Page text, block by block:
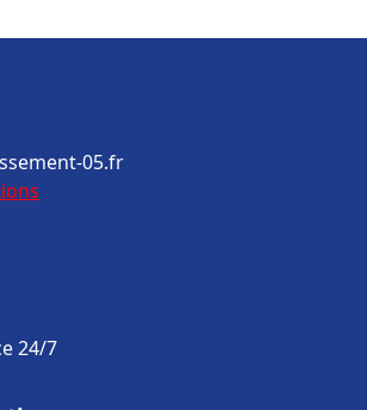
05.fr
24/7